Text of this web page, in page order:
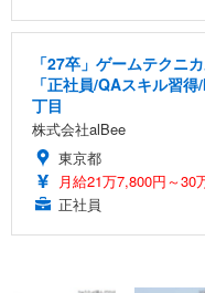
「27卒」ゲームテクニ
「正社員/QAスキル習
丁目
株式会社alBee
東京都
月給21万7,800円～30
正社員